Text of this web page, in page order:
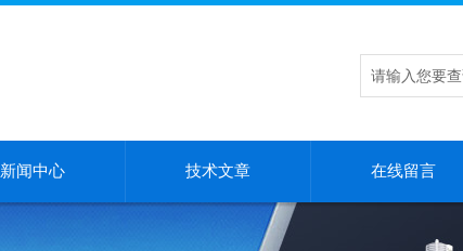
新闻中心 技术文章 在线留言